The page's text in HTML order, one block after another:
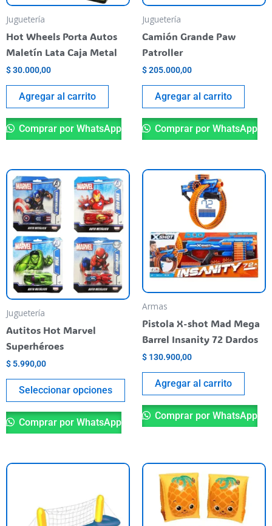
Juguetería
Hot Wheels Porta Autos
Maletín Lata Caja Metal
$30.000,00
Agregar al carrito
Comprar por WhatsApp
Juguetería
Camión Grande Paw
Patroller
$205.000,00
Agregar al carrito
Comprar por WhatsApp
Juguetería
Autitos Hot Marvel
Superhéroes
$ 5.990,00
Seleccionar opciones
Este
variantes.
opciones
pueden
elegir
del
producto
Comprar por WhatsApp
Armas
Pistola X-shot Mad Mega
Barrel Insanity 72 Dardos
$ 130.900,00
Agregar al carrito
Comprar por WhatsApp